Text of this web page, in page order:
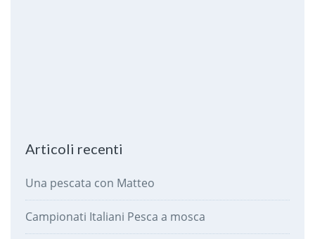
Articoli recenti
Una pescata con Matteo
Campionati Italiani Pesca a mosca